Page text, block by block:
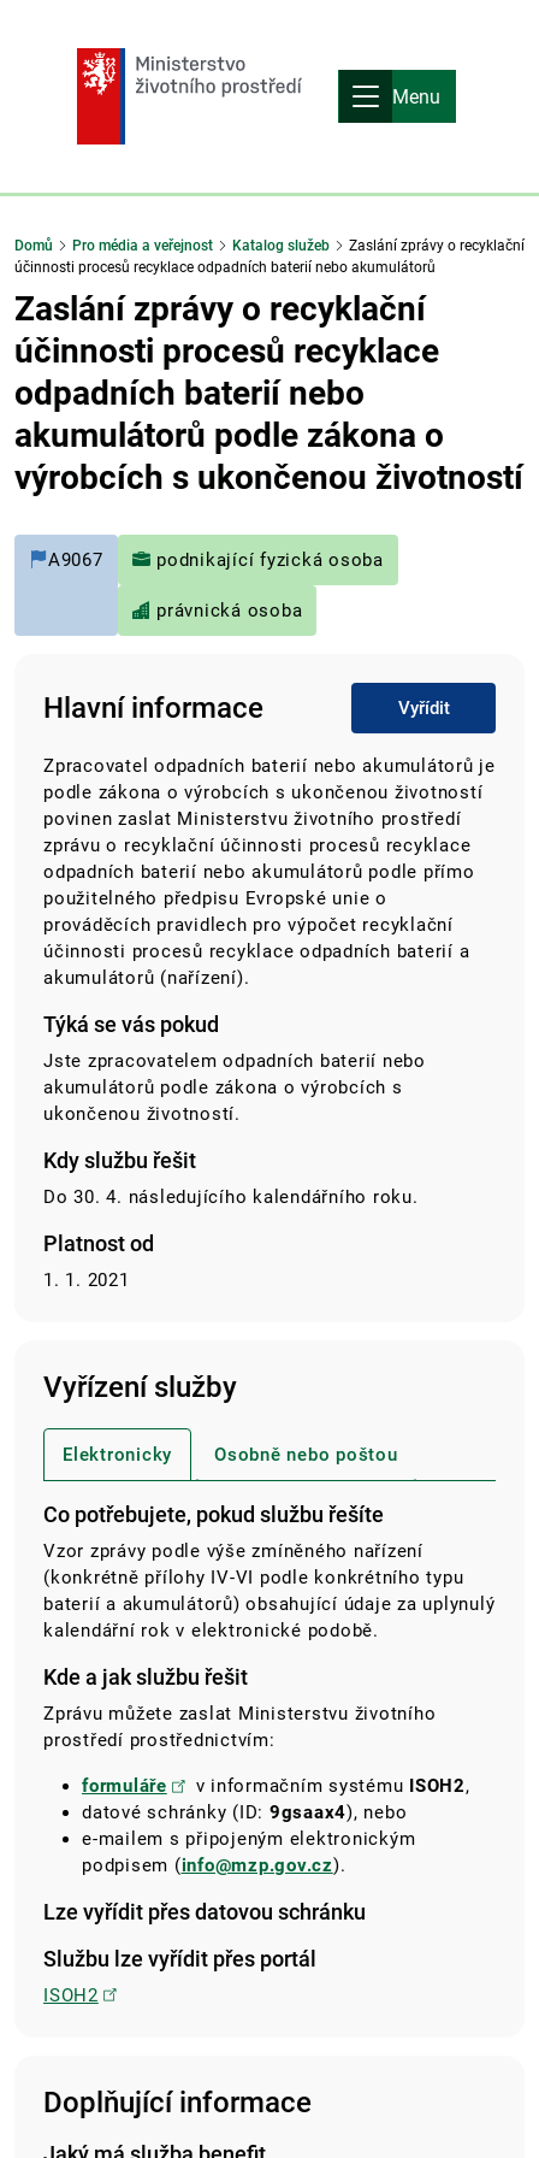
Menu
Domů Pro média a veřejnost Katalog služeb
Zaslání zprávy o recyklační
účinnosti procesů recyklace odpadních baterií nebo akumulátorů
Zaslání zprávy o recyklační
účinnosti procesů recyklace
odpadních baterií nebo
akumulátorů podle zákona o
výrobcích s ukončenou životností
A9067 podnikající fyzická osoba
právnická osoba
Hlavní informace Vyřídit
Zpracovatel odpadních baterií nebo akumulátorů je
podle zákona o výrobcích s ukončenou životností
povinen zaslat Ministerstvu životního prostředí
zprávu o recyklační účinnosti procesů recyklace
odpadních baterií nebo akumulátorů podle přímo
použitelného předpisu Evropské unie o
prováděcích pravidlech pro výpočet recyklační
účinnosti procesů recyklace odpadních baterií a
akumulátorů (nařízení).
Týká se vás pokud
Jste zpracovatelem odpadních baterií nebo
akumulátorů podle zákona o výrobcích s
ukončenou životností.
Kdy službu řešit
Do 30. 4. následujícího kalendářního roku.
Platnost od
1. 1. 2021
Vyřízení služby
Elektronicky Osobně nebo poštou
Co potřebujete, pokud službu řešíte
Vzor zprávy podle výše zmíněného nařízení
(konkrétně přílohy IV-VI podle konkrétního typu
baterií a akumulátorů) obsahující údaje za uplynulý
kalendářní rok v elektronické podobě.
Kde a jak službu řešit
Zprávu můžete zaslat Ministerstvu životního
prostředí prostřednictvím:
formuláře v informačním systému ISOH2,
datové schránky (ID: 9gsaax4), nebo
e-mailem s připojeným elektronickým
podpisem (info@mzp.gov.cz).
Lze vyřídit přes datovou schránku
Službu lze vyřídit přes portál
ISOH2
Doplňující informace